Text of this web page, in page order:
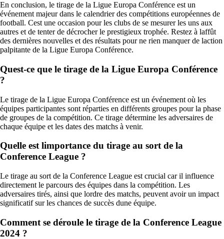
En conclusion, le tirage de la Ligue Europa Conférence est un
événement majeur dans le calendrier des compétitions européennes de
football. Cest une occasion pour les clubs de se mesurer les uns aux
autres et de tenter de décrocher le prestigieux trophée. Restez à laffût
des dernières nouvelles et des résultats pour ne rien manquer de laction
palpitante de la Ligue Europa Conférence.
Quest-ce que le tirage de la Ligue Europa Conférence
?
Le tirage de la Ligue Europa Conférence est un événement où les
équipes participantes sont réparties en différents groupes pour la phase
de groupes de la compétition. Ce tirage détermine les adversaires de
chaque équipe et les dates des matchs à venir.
Quelle est limportance du tirage au sort de la
Conference League ?
Le tirage au sort de la Conference League est crucial car il influence
directement le parcours des équipes dans la compétition. Les
adversaires tirés, ainsi que lordre des matchs, peuvent avoir un impact
significatif sur les chances de succès dune équipe.
Comment se déroule le tirage de la Conference League
2024 ?